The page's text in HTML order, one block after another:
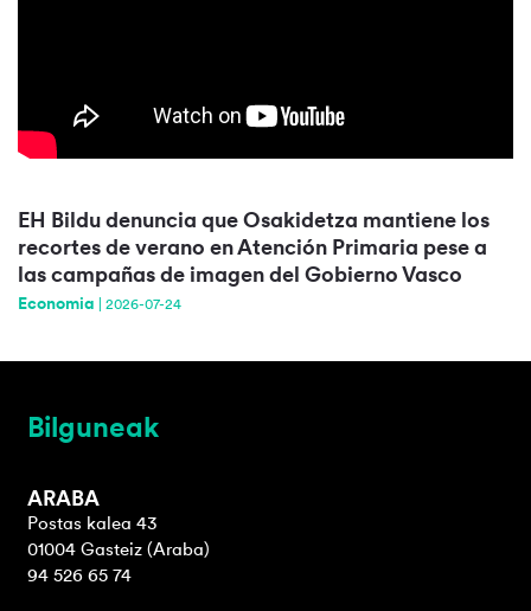
EH Bildu denuncia que Osakidetza mantiene los
recortes de verano en Atención Primaria pese a
las campañas de imagen del Gobierno Vasco
Economia 2026-07-24
Bilguneak
ARABA
Postas kalea 43
01004 Gasteiz (Araba)
94 526 65 74